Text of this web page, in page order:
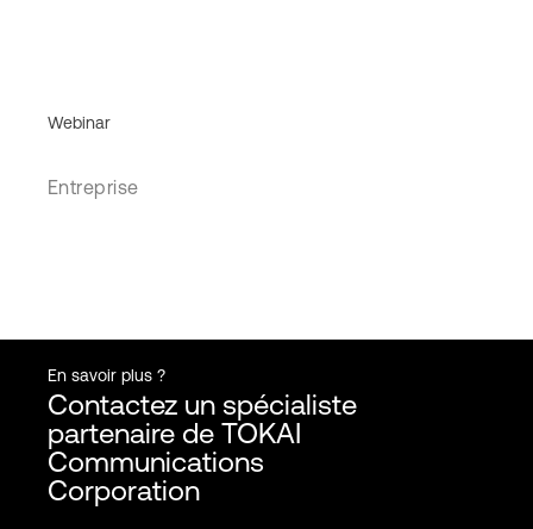
Webinar
Entreprise
En savoir plus ?
Contactez un spécialiste
partenaire de TOKAI
Communications
Corporation